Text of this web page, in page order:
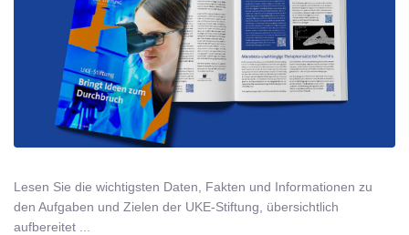
Lesen Sie die wichtigsten Daten, Fakten und Informationen zu
den Aufgaben und Zielen der UKE-Stiftung, übersichtlich
aufbereitet ...